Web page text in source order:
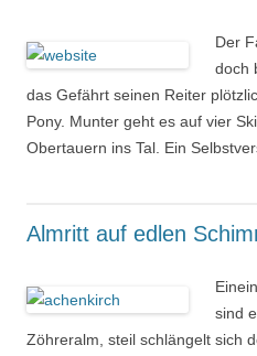
Der
doch
das Gefährt seinen Reiter
Pony. Munter geht es auf vier
Obertauern ins Tal. Ein
Almritt auf edlen
sind
Zöhreralm, steil schlängelt sich